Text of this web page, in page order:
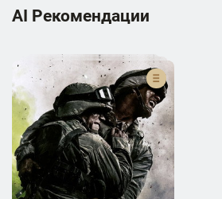
AI Р­е­к­о­м­е­н­д­а­ц­и­и